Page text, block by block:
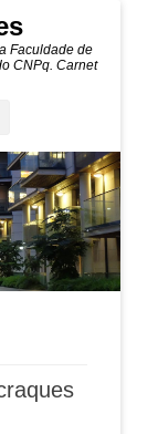
Faculdade de
CNPq. Carnet